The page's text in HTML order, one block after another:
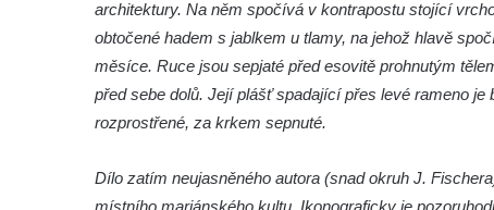
Socha Vážka v ZOO Hluboká
Socha Volavka v ZOO Hluboká
Flamingo trůn v ZOO Hluboká
Lavička Kůň Převalského v ZOO Hluboká
Socha Opičákovník v ZOO Hluboká
Socha Roháč v ZOO Hluboká
architektury. Na něm spočívá v kontrapostu stojící
obtočené hadem s jablkem u tlamy, na jehož hlavě
měsíce. Ruce jsou sepjaté před esovitě prohnutým
před sebe dolů. Její plášť spadající přes levé rameno
rozprostřené, za krkem sepnuté.
Dílo zatím neujasněného autora (snad okruh J.